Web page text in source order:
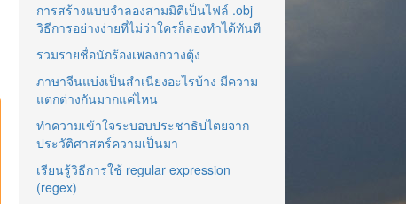
การสร้างแบบจำลองสามมิติเป็นไฟล์ .obj
วิธีการอย่างง่ายที่ไม่ว่าใครก็ลองทำได้ทันที
รวมรายชื่อนักร้องเพลงกวางตุ้ง
ภาษาจีนแบ่งเป็นสำเนียงอะไรบ้าง มีความ
แตกต่างกันมากแค่ไหน
ทำความเข้าใจระบอบประชาธิปไตยจาก
ประวัติศาสตร์ความเป็นมา
เรียนรู้วิธีการใช้ regular expression
(regex)